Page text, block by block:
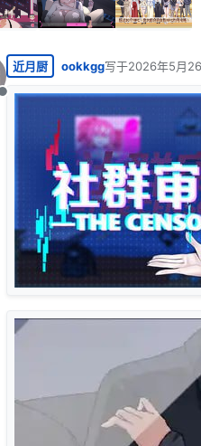
离线
近月厨 ookkgg写于2026年5月
最后由 编辑